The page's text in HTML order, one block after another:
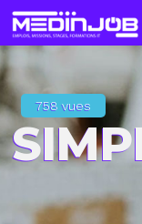
758 vues